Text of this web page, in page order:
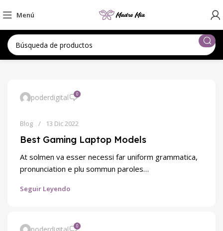
Menú
poderdigital 0
Blog 13 Dic 2022
Best Gaming Laptop Models
At solmen va esser necessi far uniform grammatica,
pronunciation e plu sommun paroles…
Seguir Leyendo
0